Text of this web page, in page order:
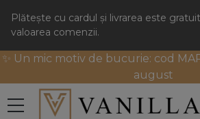
Plătește cu cardul și livrarea este
valoarea comenzii.
✨ Un mic motiv de bucurie: cod
august